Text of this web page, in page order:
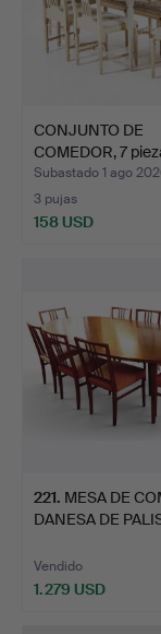
CONJUNTO DE
COMEDOR, 7
mediados de…
Subastado 1 ago
3 pujas
158 USD
221. MESA DE
DANESA DE
Vendido
1.279 USD